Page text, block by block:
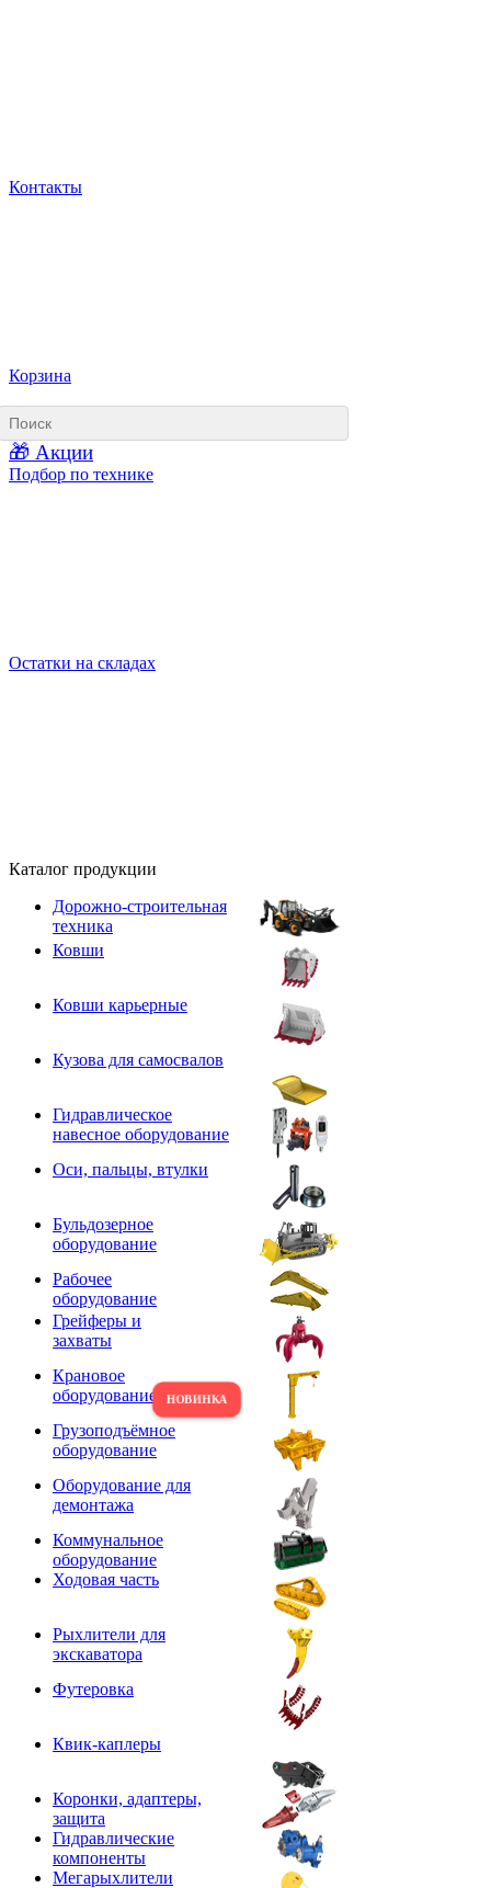
Контакты
Корзина
🎁 Акции
Подбор по технике
Остатки на складах
Каталог продукции
Дорожно-строительная
техника
Ковши
Ковши карьерные
Кузова для самосвалов
Гидравлическое
навесное оборудование
Оси, пальцы, втулки
Бульдозерное
оборудование
Рабочее
оборудование
Грейферы и
захваты
Крановое
оборудование
Грузоподъёмное
оборудование
Оборудование для
демонтажа
Коммунальное
оборудование
Ходовая часть
Рыхлители для
экскаватора
Футеровка
Квик-каплеры
Коронки, адаптеры,
защита
Гидравлические
компоненты
Мегарыхлители